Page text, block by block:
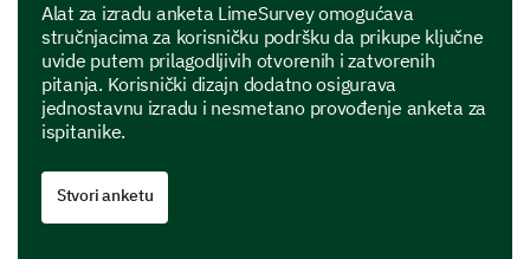
Alat za izradu anketa LimeSurvey omogućava
stručnjacima za korisničku podršku da prikupe ključne
uvide putem prilagodljivih otvorenih i zatvorenih
pitanja. Korisnički dizajn dodatno osigurava
jednostavnu izradu i nesmetano provođenje anketa za
ispitanike.
Stvori anketu